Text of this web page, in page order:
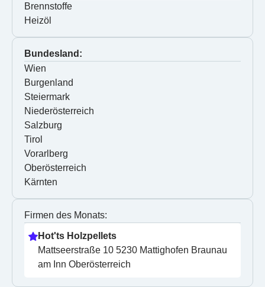
Brennstoffe
Heizöl
Bundesland:
Wien
Burgenland
Steiermark
Niederösterreich
Salzburg
Tirol
Vorarlberg
Oberösterreich
Kärnten
Firmen des Monats:
Hot'ts Holzpellets
Mattseerstraße 10 5230 Mattighofen Braunau
am Inn Oberösterreich